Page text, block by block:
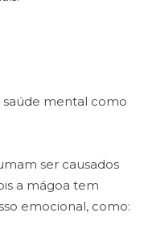
mental como
ser causados
a mágoa tem
emocional, como: